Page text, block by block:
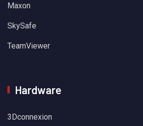
Maxon
SkySafe
TeamViewer
Hardware
3Dconnexion